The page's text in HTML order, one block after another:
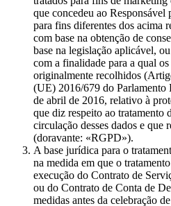
que concedeu ao
para fins diferentes dos acima
com base na obtenção de
base na legislação aplicável,
com a finalidade para a qual
originalmente recolhidos
(UE) 2016/679 do Parlamento
de abril de 2016, relativo à
que diz respeito ao tratamento
circulação desses dados e
(doravante: «RGPD»).
A base jurídica para o
na medida em que o
execução do Contrato de
ou do Contrato de Conta de
medidas antes da celebração